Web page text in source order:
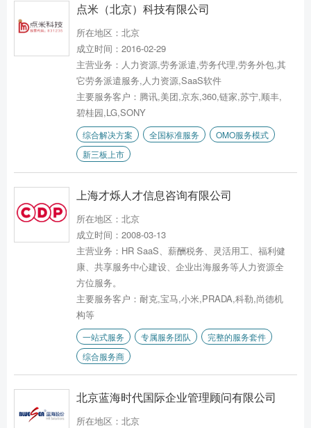
点米（北京）科技有限公司
所在地区：北京
成立时间：2016-02-29
主营业务：人力资源,劳务派遣,劳务代理,劳务外包,其
它劳务派遣服务,人力资源,SaaS软件
主要服务客户：腾讯,美团,京东,360,链家,苏宁,顺丰,
碧桂园,LG,SONY
综合解决方案 全国标准服务
OMO服务模式
新三板上市
上海才烁人才信息咨询有限公司
所在地区：北京
成立时间：2008-03-13
主营业务：HR SaaS、薪酬税务、灵活用工、福利健
康、共享服务中心建设、企业出海服务等人力资源全
方位服务。
主要服务客户：耐克,宝马,小米,PRADA,科勒,尚德机
构等
一站式服务 专属服务团队
完整的服务套件
综合服务商
北京蓝海时代国际企业管理顾问有限公司
所在地区：北京